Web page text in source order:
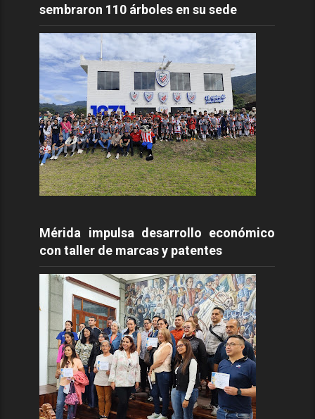
sembraron 110 árboles en su sede
Mérida impulsa desarrollo económico
con taller de marcas y patentes